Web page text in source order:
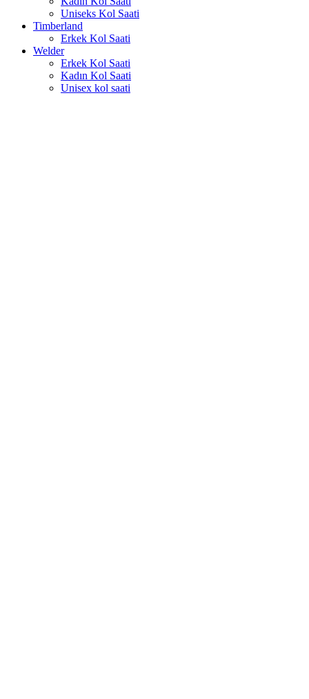
Uniseks Kol Saati
Timberland
Erkek Kol Saati
Welder
Erkek Kol Saati
Kadın Kol Saati
Unisex kol saati